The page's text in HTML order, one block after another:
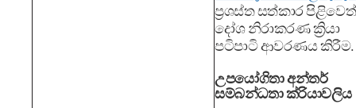
ප්‍රශස්ත සත්කාර
දෝශ නිරාකරණ ක්‍රියා
පටිපාටි ආවරණය කිරීම.
උපයෝගිතා අන්තර්
සම්බන්ධතා ක්රියාවලිය